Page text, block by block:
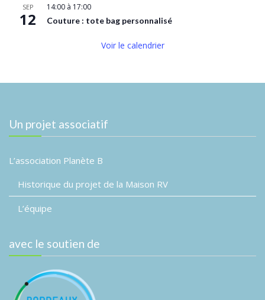
SEP
12
14:00 à 17:00
Couture : tote bag personnalisé
Voir le calendrier
Un projet associatif
L’association Planète B
Historique du projet de la Maison RV
L’équipe
avec le soutien de